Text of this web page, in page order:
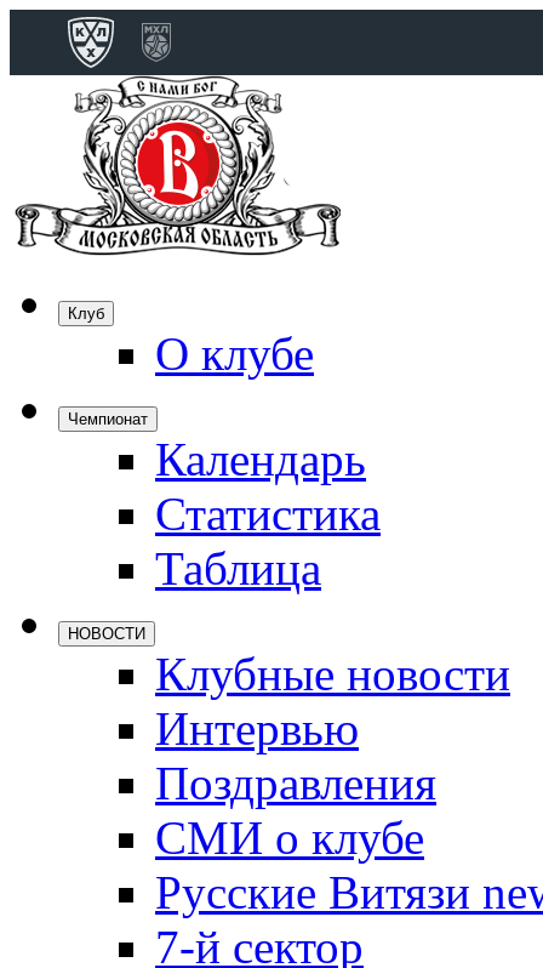
Клуб
О клубе
Чемпионат
Календарь
Статистика
Таблица
НОВОСТИ
Клубные новости
Интервью
Поздравления
СМИ о клубе
Русские Витязи
7-й сектор